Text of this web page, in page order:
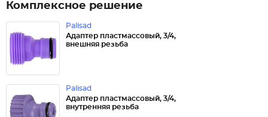
Комплексное решение
Palisad
Адаптер пластмассовый, 3/4,
внешняя резьба
Palisad
Адаптер пластмассовый, 3/4,
внутренняя резьба